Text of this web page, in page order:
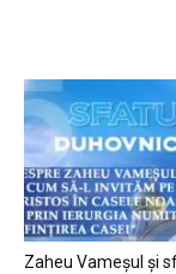
Zaheu Vameșul și